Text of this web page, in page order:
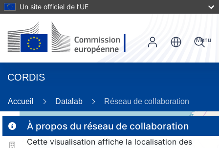
Un site officiel de l’UE
CORDIS
Menu
Accueil Datalab Réseau de collaboration
À propos du réseau de collaboration
Cette visualisation affiche la localisation des